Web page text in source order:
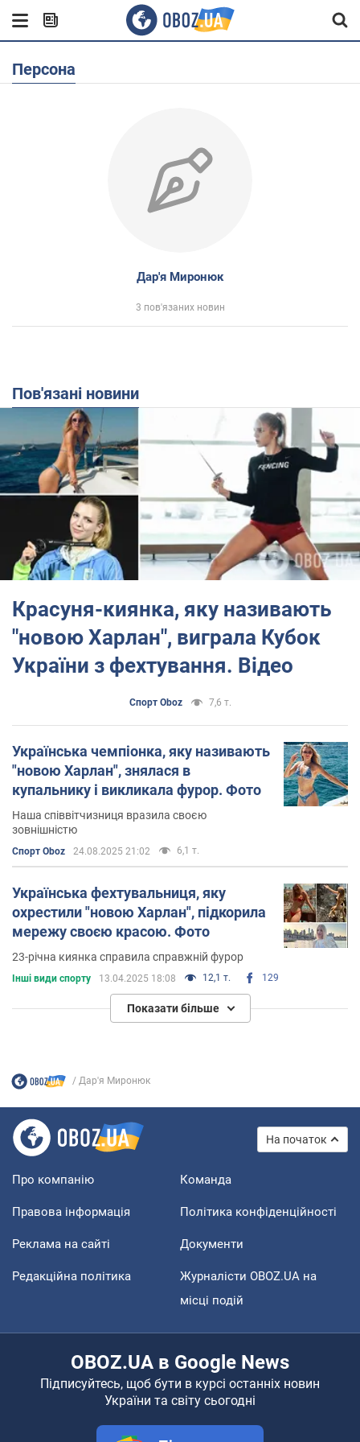
Персона
Дар'я Миронюк
3 пов'язаних новин
Пов'язані новини
Красуня-киянка, яку називають
"новою Харлан", виграла Кубок
України з фехтування. Відео
Спорт Oboz 7,6 т.
Українська чемпіонка, яку називають
"новою Харлан", знялася в
купальнику і викликала фурор. Фото
Наша співвітчизниця вразила своєю
зовнішністю
Спорт Oboz 24.08.2025 21:02 6,1 т.
Українська фехтувальниця, яку
охрестили "новою Харлан", підкорила
мережу своєю красою. Фото
23-річна киянка справила справжній фурор
Інші види спорту 13.04.2025 18:08 12,1 т. 129
Показати більше
Дар'я Миронюк
На початок
Про компанію Команда
Правова інформація Політика конфіденційності
Реклама на сайті Документи
Редакційна політика
Журналісти OBOZ.UA на
місці подій
OBOZ.UA в Google News
Підписуйтесь, щоб бути в курсі останніх новин
України та світу сьогодні